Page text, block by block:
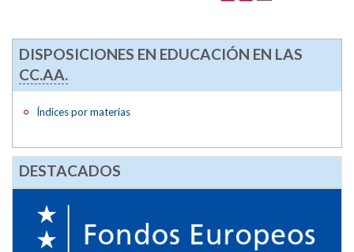
DISPOSICIONES EN EDUCACIÓN EN LAS
CC.AA.
Índices por materias
DESTACADOS